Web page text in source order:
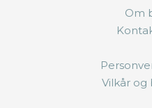
Om
Vilkår og